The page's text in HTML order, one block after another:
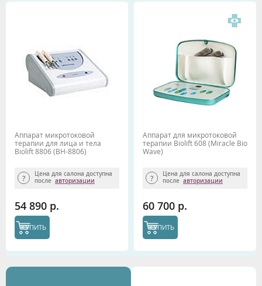
Аппарат микротоковой
терапии для лица и тела
Biolift 8806 (BH-8806)
Цена для салона доступна
после авторизации
54 890 р.
КУПИТЬ
Аппарат для микротоковой
терапии Biolift 608 (Miracle Bio
Wave)
Цена для салона доступна
после авторизации
60 700 р.
КУПИТЬ